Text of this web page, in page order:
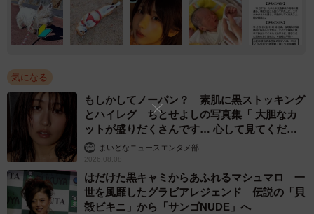
気になる
もしかしてノーパン？ 素肌に黒ストッキング
とハイレグ ちとせよしの写真集「 大胆なカ
ットが盛りだくさんです… 心して見てくださ
い」まいどなニュースエンタメ部
2026.08.08
はだけた黒キャミからあふれるマシュマロ 一
世を風靡したグラビアレジェンド 伝説の「貝
殻ビキニ」から「サンゴNUDE」へ